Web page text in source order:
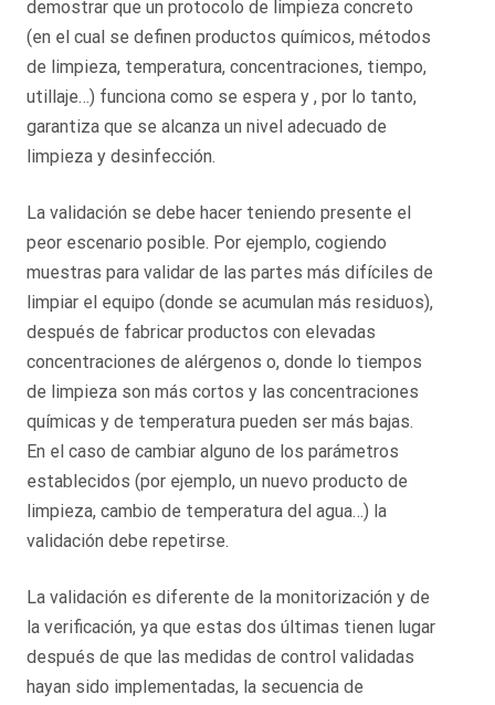
demostrar que un protocolo de limpieza concreto
(en el cual se definen productos químicos, métodos
de limpieza, temperatura, concentraciones, tiempo,
utillaje…) funciona como se espera y , por lo tanto,
garantiza que se alcanza un nivel adecuado de
limpieza y desinfección.
La validación se debe hacer teniendo presente el
peor escenario posible. Por ejemplo, cogiendo
muestras para validar de las partes más difíciles de
limpiar el equipo (donde se acumulan más residuos),
después de fabricar productos con elevadas
concentraciones de alérgenos o, donde lo tiempos
de limpieza son más cortos y las concentraciones
químicas y de temperatura pueden ser más bajas.
En el caso de cambiar alguno de los parámetros
establecidos (por ejemplo, un nuevo producto de
limpieza, cambio de temperatura del agua…) la
validación debe repetirse.
La validación es diferente de la monitorización y de
la verificación, ya que estas dos últimas tienen lugar
después de que las medidas de control validadas
hayan sido implementadas, la secuencia de